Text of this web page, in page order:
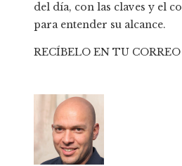
del día, con las claves y el
para entender su alcance.
RECÍBELO EN TU CORREO